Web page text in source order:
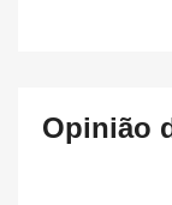
Opinião